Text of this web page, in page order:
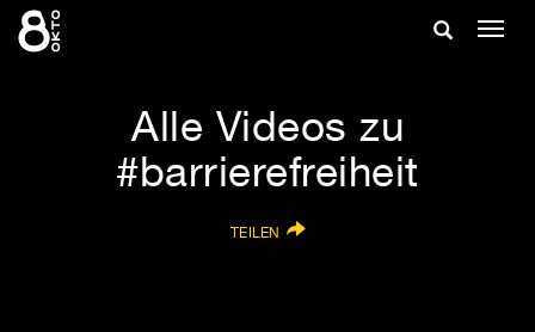
Zum
Inhalt
Suche
Alle Videos zu
#barrierefreiheit
TEILEN